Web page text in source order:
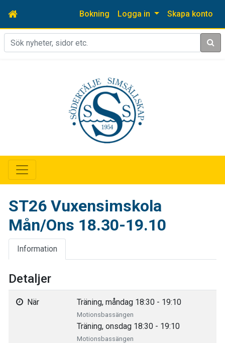
Bokning Logga in Skapa konto
Sök
ST26 Vuxensimskola
Mån/Ons 18.30-19.10
Information
Detaljer
När Träning, måndag 18:30 - 19:10
Motionsbassängen
Träning, onsdag 18:30 - 19:10
Motionsbassängen